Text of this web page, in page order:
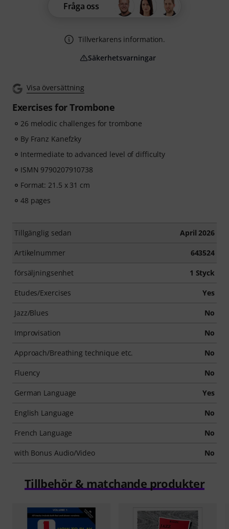
Visa översättning
Exercises for Trombone
26 melodic challenges for trombone
By Franz Kanefzky
Intermediate to advanced level of difficulty
ISMN 9790207910738
Format: 21.5 x 31 cm
48 pages
Tillgänglig sedan April 2026
Artikelnummer 643524
försäljningsenhet 1 Styck
Etudes/Exercises Yes
Jazz/Blues No
Improvisation No
Approach/Breathing technique etc. No
Fluency No
German Language Yes
English Language No
French Language No
with Bonus Audio/Video No
Fråga oss
Tillverkarens information.
Säkerhetsvarningar
Tillbehör & matchande produkter